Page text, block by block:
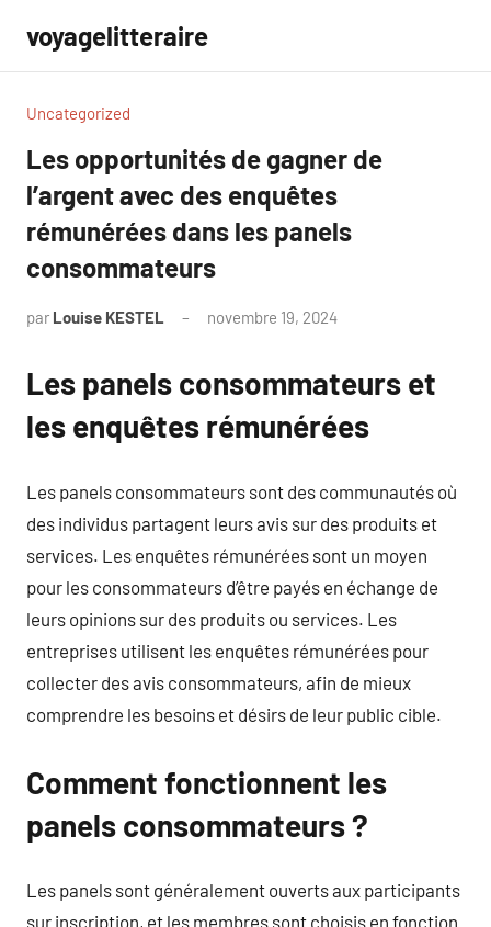
contenu
voyagelitteraire
Uncategorized
Les opportunités de gagner de
l’argent avec des enquêtes
rémunérées dans les panels
consommateurs
par Louise KESTEL novembre 19, 2024
Les panels consommateurs et
les enquêtes rémunérées
Les panels consommateurs sont des communautés où
des individus partagent leurs avis sur des produits et
services. Les enquêtes rémunérées sont un moyen
pour les consommateurs d’être payés en échange de
leurs opinions sur des produits ou services. Les
entreprises utilisent les enquêtes rémunérées pour
collecter des avis consommateurs, afin de mieux
comprendre les besoins et désirs de leur public cible.
Comment fonctionnent les
panels consommateurs ?
Les panels sont généralement ouverts aux participants
sur inscription, et les membres sont choisis en fonction